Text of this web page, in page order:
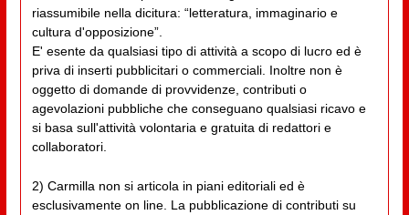
riassumibile nella dicitura: “letteratura, immaginario e
cultura d'opposizione”.
E' esente da qualsiasi tipo di attività a scopo di lucro ed è
priva di inserti pubblicitari o commerciali. Inoltre non è
oggetto di domande di provvidenze, contributi o
agevolazioni pubbliche che conseguano qualsiasi ricavo e
si basa sull'attività volontaria e gratuita di redattori e
collaboratori.
2) Carmilla non si articola in piani editoriali ed è
esclusivamente on line. La pubblicazione di contributi su